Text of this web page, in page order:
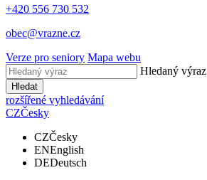
+420 556 730 532
obec@vrazne.cz
Verze pro seniory Mapa webu
Hledaný výraz
Hledat
rozšířené vyhledávání
CZČesky
CZČesky
ENEnglish
DEDeutsch